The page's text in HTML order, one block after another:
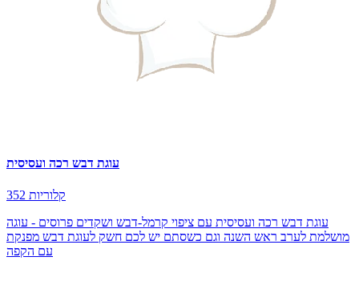
עוגת דבש רכה ועסיסית
352 קלוריות
עוגת דבש רכה ועסיסית עם ציפוי קרמל-דבש ושקדים פרוסים - עוגה
מושלמת לערב ראש השנה וגם כשסתם יש לכם חשק לעוגת דבש מפנקת
עם הקפה